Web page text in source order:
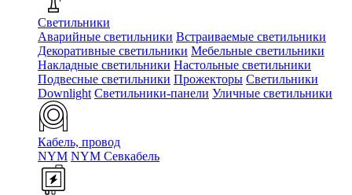
Светильники
Аварийные светильники Встраиваемые светильники
Декоративные светильники Мебельные светильники
Накладные светильники Настольные светильники
Подвесные светильники Прожекторы Светильники
Downlight Светильники-панели Уличные светильники
Кабель, провод
NYM NYM Севкабель